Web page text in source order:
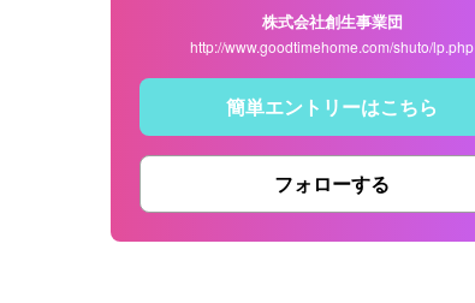
株式会社創生事業団
http://www.goodtimehome.com/shuto/lp.php
簡単エントリーはこちら
フォローする